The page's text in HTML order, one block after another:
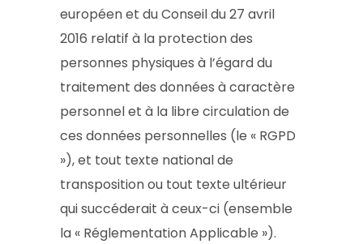
européen et du Conseil du 27 avril
2016 relatif à la protection des
personnes physiques à l’égard du
traitement des données à caractère
personnel et à la libre circulation de
ces données personnelles (le « RGPD
»), et tout texte national de
transposition ou tout texte ultérieur
qui succéderait à ceux-ci (ensemble
la « Réglementation Applicable »).